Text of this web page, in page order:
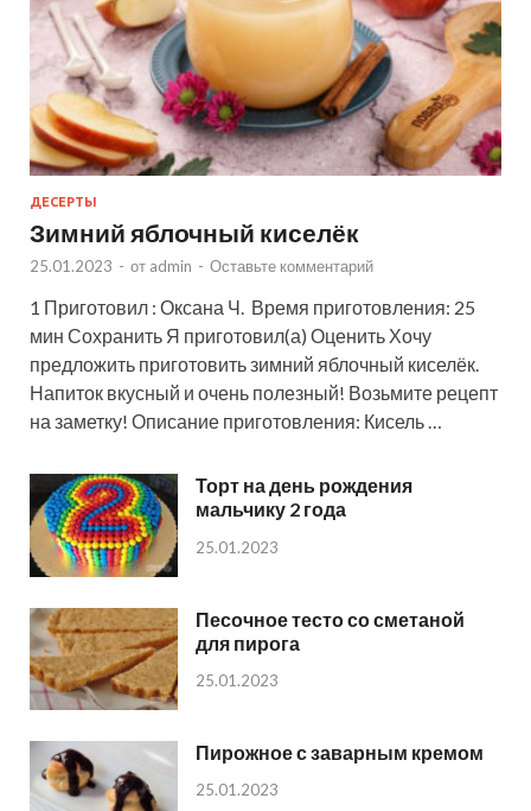
ДЕСЕРТЫ
Зимний яблочный киселёк
25.01.2023 - от admin - Оставьте комментарий
1 Приготовил : Оксана Ч. Время приготовления: 25
мин Сохранить Я приготовил(а) Оценить Хочу
предложить приготовить зимний яблочный киселёк.
Напиток вкусный и очень полезный! Возьмите рецепт
на заметку! Описание приготовления: Кисель …
Торт на день рождения
мальчику 2 года
25.01.2023
Песочное тесто со сметаной
для пирога
25.01.2023
Пирожное с заварным кремом
25.01.2023